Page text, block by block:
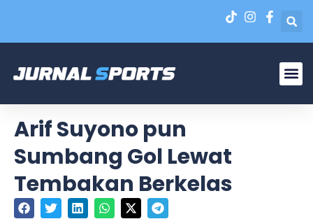
Arif Suyono pun
Sumbang Gol Lewat
Tembakan Berkelas